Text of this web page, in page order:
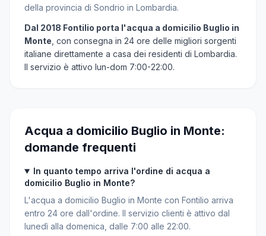
della provincia di Sondrio in Lombardia.
Dal 2018 Fontilio porta l'acqua a domicilio Buglio in
Monte , con consegna in 24 ore delle migliori sorgenti
italiane direttamente a casa dei residenti di Lombardia.
Il servizio è attivo lun-dom 7:00-22:00.
Acqua a domicilio Buglio in Monte:
domande frequenti
In quanto tempo arriva l'ordine di acqua a
domicilio Buglio in Monte?
L'acqua a domicilio Buglio in Monte con Fontilio arriva
entro 24 ore dall'ordine. Il servizio clienti è attivo dal
lunedì alla domenica, dalle 7:00 alle 22:00.